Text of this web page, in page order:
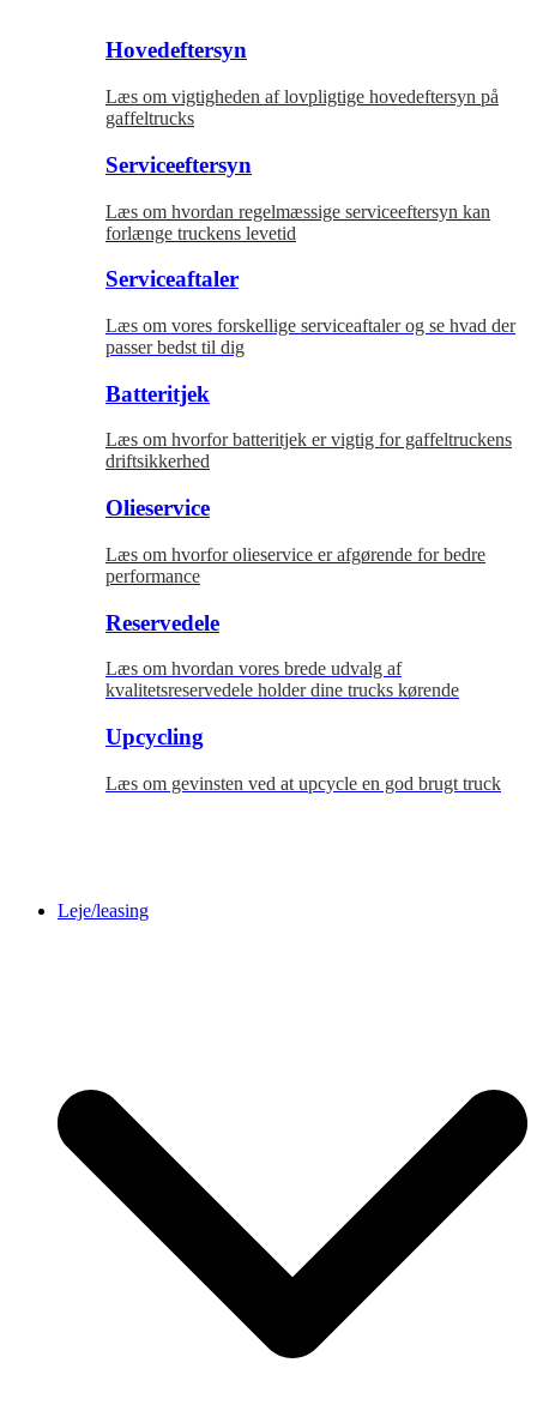
Hovedeftersyn
Læs om vigtigheden af lovpligtige hovedeftersyn på
gaffeltrucks
Serviceeftersyn
Læs om hvordan regelmæssige serviceeftersyn kan
forlænge truckens levetid
Serviceaftaler
Læs om vores forskellige serviceaftaler og se hvad der
passer bedst til dig
Batteritjek
Læs om hvorfor batteritjek er vigtig for gaffeltruckens
driftsikkerhed
Olieservice
Læs om hvorfor olieservice er afgørende for bedre
performance
Reservedele
Læs om hvordan vores brede udvalg af
kvalitetsreservedele holder dine trucks kørende
Upcycling
Læs om gevinsten ved at upcycle en god brugt truck
Leje/leasing